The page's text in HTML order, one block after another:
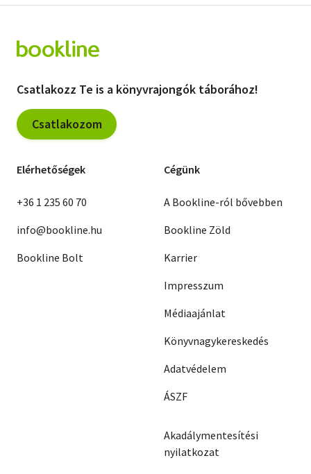
Csatlakozz Te is a könyvrajongók táborához!
Csatlakozom
Elérhetőségek
+36 1 235 60 70
info@bookline.hu
Bookline Bolt
Cégünk
A Bookline-ról bővebben
Bookline Zöld
Karrier
Impresszum
Médiaajánlat
Könyvnagykereskedés
Adatvédelem
ÁSZF
Akadálymentesítési
nyilatkozat